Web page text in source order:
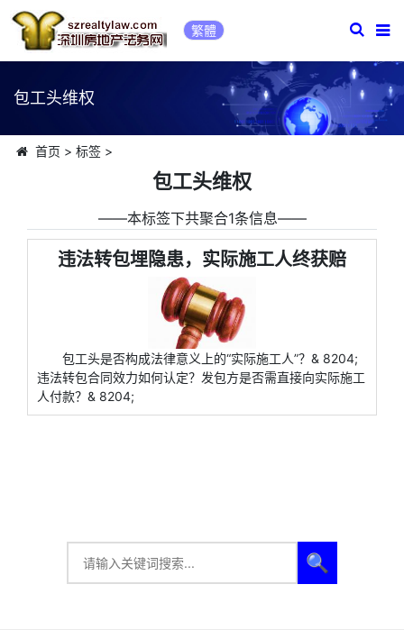
繁體
包工头维权
首页 > 标签>
包工头维权
――本标签下共聚合1条信息――
违法转包埋隐患，实际施工人终获赔
包工头是否构成法律意义上的“实际施工人”？& 8204;
违法转包合同效力如何认定？发包方是否需直接向实际施工
人付款？& 8204;
🔍